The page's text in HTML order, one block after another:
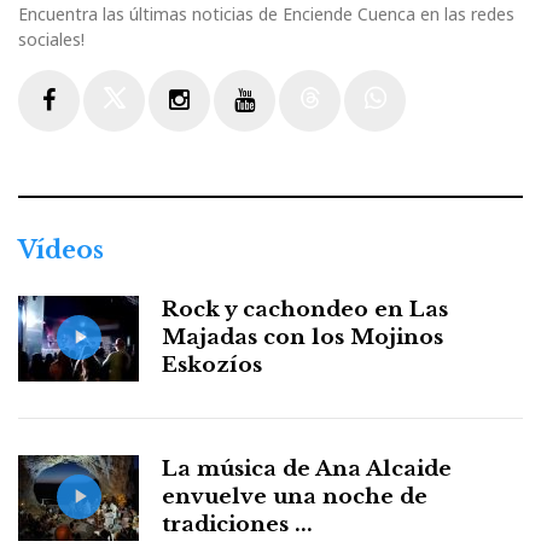
Encuentra las últimas noticias de Enciende Cuenca en las redes
sociales!
Vídeos
Rock y cachondeo en Las
Majadas con los Mojinos
Eskozíos
La música de Ana Alcaide
envuelve una noche de
tradiciones ...